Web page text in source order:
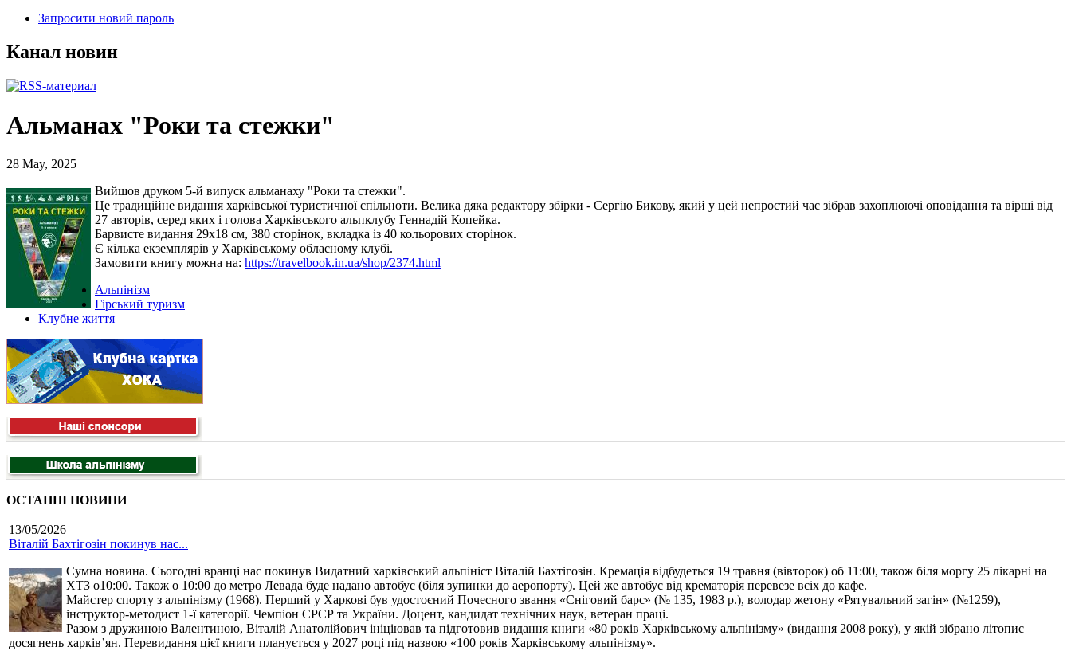
Запросити новий пароль
Канал новин
Альманах "Роки та стежки"
28 May, 2025
Вийшов друком 5-й випуск альманаху "Роки та стежки".
Це традиційне видання харківської туристичної спільноти. Велика дяка редактору збірки - Сергію Бикову, який у цей непростий час зібрав захоплюючі оповідання та вірші від
27 авторів, серед яких і голова Харківського альпклубу Геннадій Копейка.
Барвисте видання 29х18 см, 380 сторінок, вкладка із 40 кольорових сторінок.
Є кілька екземплярів у Харківському обласному клубі.
Замовити книгу можна на: https://travelbook.in.ua/shop/2374.html
Альпінізм
Гірський туризм
Клубне життя
ОСТАННІ НОВИНИ
13/05/2026
Віталій Бахтігозін покинув нас...
Сумна новина. Сьогодні вранці нас покинув Видатний харківський альпініст Віталій Бахтігозін. Кремація відбудеться 19 травня (вівторок) об 11:00, також біля моргу 25 лікарні на
ХТЗ о10:00. Також о 10:00 до метро Левада буде надано автобус (біля зупинки до аеропорту). Цей же автобус від крематорія перевезе всіх до кафе.
Майстер спорту з альпінізму (1968). Перший у Харкові був удостоєний Почесного звання «Сніговий барс» (№ 135, 1983 р.), володар жетону «Рятувальний загін» (№1259),
інструктор-методист 1-ї категорії. Чемпіон СРСР та України. Доцент, кандидат технічних наук, ветеран праці.
Разом з дружиною Валентиною, Віталій Анатолійович ініціював та підготовив видання книги «80 років Харківському альпінізму» (видання 2008 року), у якій зібрано літопис
досягнень харків’ян. Перевидання цієї книги планується у 2027 році під назвою «100 років Харківському альпінізму».